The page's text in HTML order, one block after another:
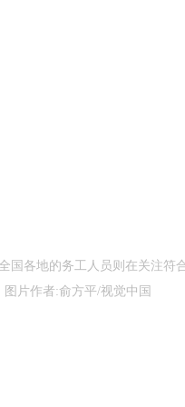
各地的务工人员则在关注符
片作者:俞方平/视觉中国